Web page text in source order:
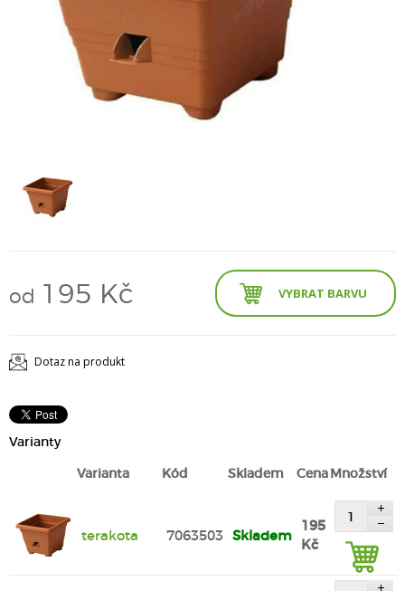
od 195 Kč VYBRAT BARVU
Dotaz na produkt
Varianty
Varianta
Kód Skladem CenaMnožství
terakota 7063503 Skladem
195
Kč